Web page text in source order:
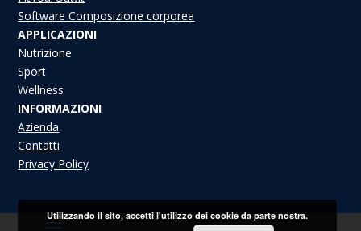
Software Composizione corporea
APPLICAZIONI
Nutrizione
Sport
Wellness
INFORMAZIONI
Azienda
Contatti
Privacy Policy
Utilizzando il sito, accetti l'utilizzo dei cookie da parte nostra.